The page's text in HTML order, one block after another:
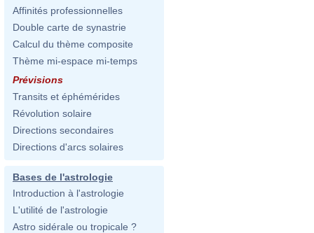
Affinités professionnelles
Double carte de synastrie
Calcul du thème composite
Thème mi-espace mi-temps
Prévisions
Transits et éphémérides
Révolution solaire
Directions secondaires
Directions d'arcs solaires
Bases de l'astrologie
Introduction à l'astrologie
L'utilité de l'astrologie
Astro sidérale ou tropicale ?